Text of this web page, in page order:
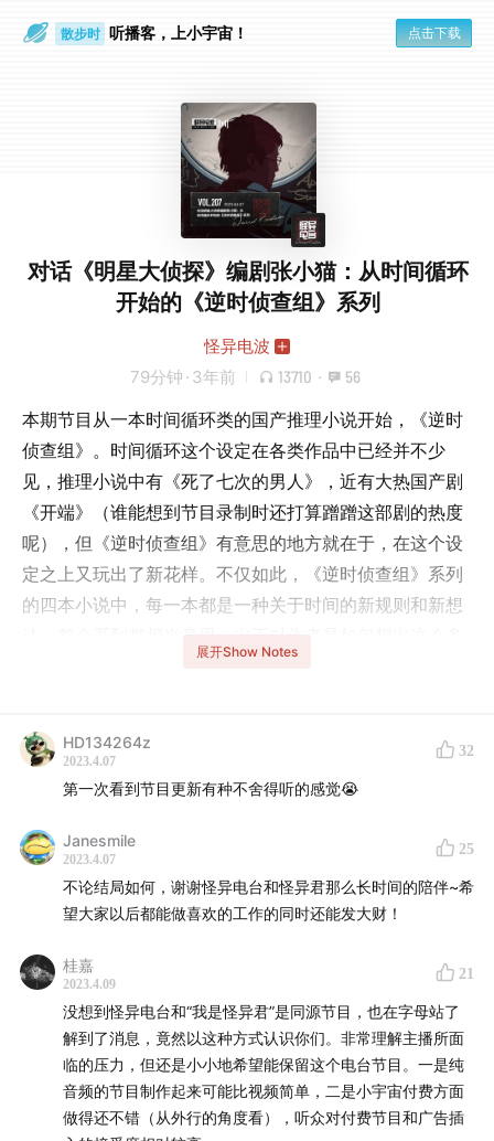
散步时 听播客，上小宇宙！ 点击下载
对话《明星大侦探》编剧张小猫：从时间循环
开始的《逆时侦查组》系列
怪异电波
79分钟 · 3年前 13710 · 56
本期节目从一本时间循环类的国产推理小说开始，《逆时
侦查组》。时间循环这个设定在各类作品中已经并不少
见，推理小说中有《死了七次的男人》，近有大热国产剧
《开端》（谁能想到节目录制时还打算蹭蹭这部剧的热度
呢），但《逆时侦查组》有意思的地方就在于，在这个设
定之上又玩出了新花样。不仅如此，《逆时侦查组》系列
的四本小说中，每一本都是一种关于时间的新规则和新想
主播
怪异君 一宏 《逆时侦查组》作者@张小猫redrain
概要
#时间循环如何玩出新花样
#如何讲好一个让人读完的故事
#作者公开《逆时侦查组》后续设定
时间轴
《逆时侦查组》是一部怎样的作品
展开Show Notes
HD134264z
2023.4.07
32
第一次看到节目更新有种不舍得听的感觉😭
Janesmile
2023.4.07
25
不论结局如何，谢谢怪异电台和怪异君那么长时间的陪伴~希
望大家以后都能做喜欢的工作的同时还能发大财！
桂嘉
2023.4.09
21
没想到怪异电台和“我是怪异君”是同源节目，也在字母站了
解到了消息，竟然以这种方式认识你们。非常理解主播所面
临的压力，但还是小小地希望能保留这个电台节目。一是纯
音频的节目制作起来可能比视频简单，二是小宇宙付费方面
做得还不错（从外行的角度看），听众对付费节目和广告插